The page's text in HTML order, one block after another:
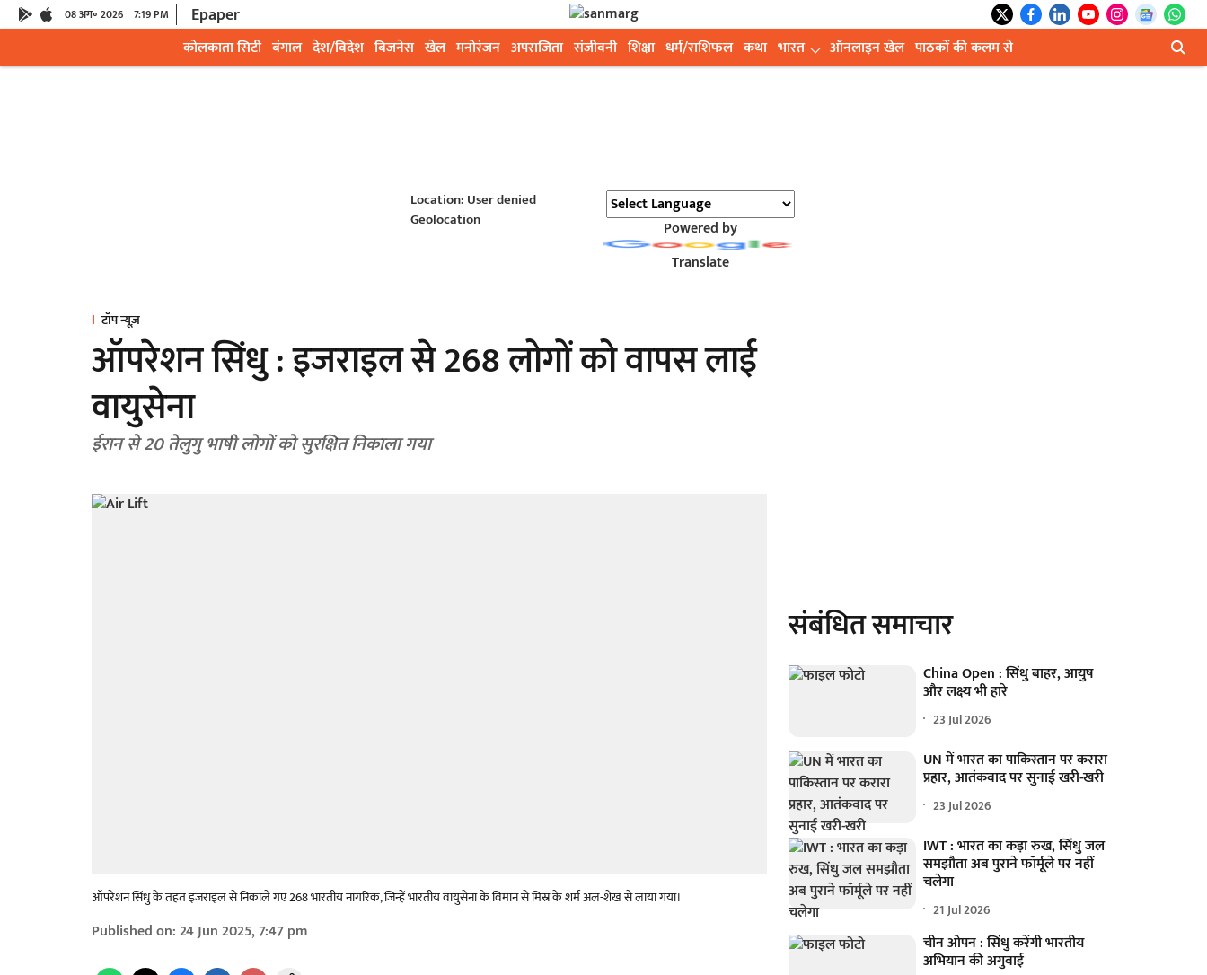
08 अग॰ 2026 7:19 PM Epaper
कोलकाता सिटी बंगाल देश/विदेश बिजनेस खेल मनोरंजन अपराजिता संजीवनी शिक्षा धर्म/राशिफल कथा भारत ऑनलाइन खेल पाठकों की कलम से
Location: User denied
Geolocation
Powered by
Translate
टॉप न्यूज़
ऑपरेशन सिंधु : इजराइल से 268 लोगों को वापस लाई
वायुसेना
ईरान से 20 तेलुगु भाषी लोगों को सुरक्षित निकाला गया
ऑपरेशन सिंधु के तहत इजराइल से निकाले गए 268 भारतीय नागरिक, जिन्हें भारतीय वायुसेना के विमान से मिस्र के शर्म अल-शेख से लाया गया।
Published on:24 Jun 2025, 7:47 pm
संबंधित समाचार
China Open : सिंधु बाहर, आयुष
और लक्ष्य भी हारे
23 Jul 2026
UN में भारत का पाकिस्तान पर करारा
प्रहार, आतंकवाद पर सुनाई खरी-खरी
23 Jul 2026
IWT : भारत का कड़ा रुख, सिंधु जल
समझौता अब पुराने फॉर्मूले पर नहीं
चलेगा
21 Jul 2026
चीन ओपन : सिंधु करेंगी भारतीय
अभियान की अगुवाई